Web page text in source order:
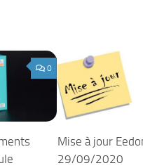
0
Mise à jour
29/09/2020